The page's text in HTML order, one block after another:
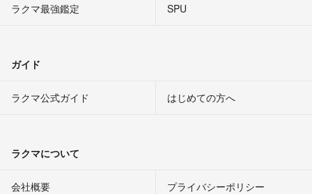
ラクマ最強鑑定
SPU
ガイド
ラクマ公式ガイド はじめての方へ
ラクマについて
会社概要 プライバシーポリシー